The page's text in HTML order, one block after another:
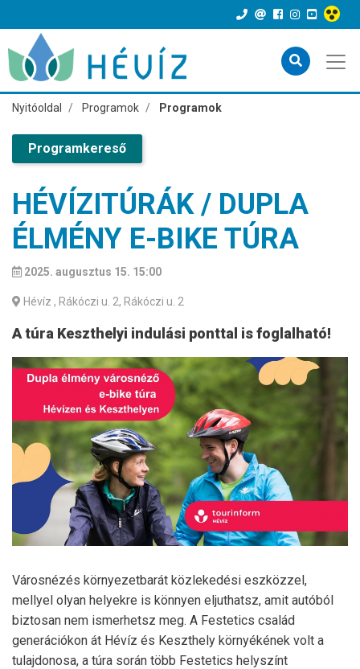
Nyitóoldal Programok Programok
Programkereső
HÉVÍZITÚRÁK / DUPLA
ÉLMÉNY E-BIKE TÚRA
2025. augusztus 15. 15:00
Hévíz , Rákóczi u. 2, Rákóczi u. 2
A túra Keszthelyi indulási ponttal is foglalható!
Városnézés környezetbarát közlekedési eszközzel,
mellyel olyan helyekre is könnyen eljuthatsz, amit autóból
biztosan nem ismerhetsz meg. A Festetics család
generációkon át Hévíz és Keszthely környékének volt a
tulajdonosa, a túra során több Festetics helyszínt